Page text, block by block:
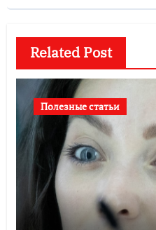
Related Post
Полезные статьи